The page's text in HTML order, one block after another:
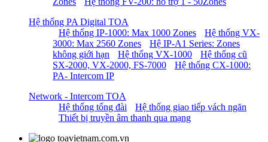
Hệ thống PA Digital TOA
Hệ thống IP-1000: Max 1000 Zones
Hệ thống VX-
3000: Max 2560 Zones
Hệ IP-A1 Series: Zones
không giới hạn
Hệ thống VX-1000
Hệ thống cũ
SX-2000, VX-2000, FS-7000
Hệ thống CX-1000:
PA- Intercom IP
Network - Intercom TOA
Hệ thống tổng đài
Hệ thống giao tiếp vách ngăn
Thiết bị truyền âm thanh qua mạng